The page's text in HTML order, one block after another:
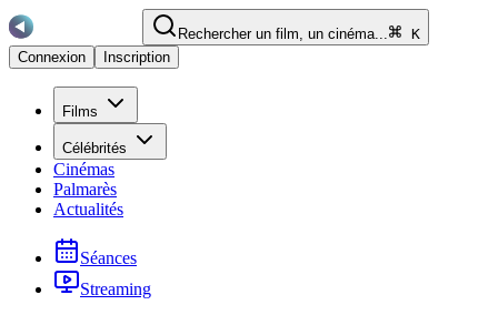
Rechercher un film, un cinéma...
K
Connexion
Inscription
Films
Célébrités
Cinémas
Palmarès
Actualités
Séances
Streaming